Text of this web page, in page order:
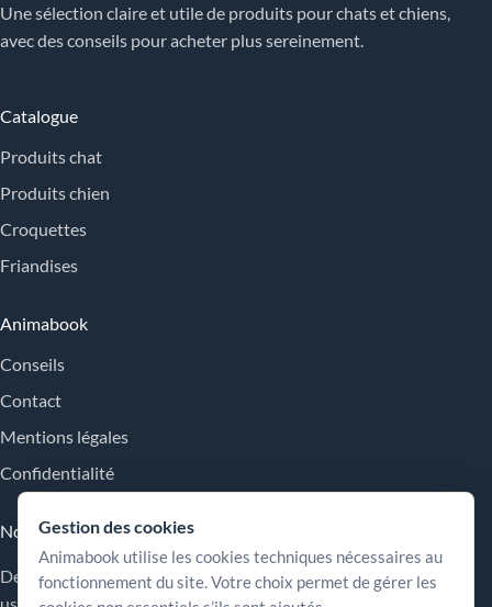
Une sélection claire et utile de produits pour chats et chiens,
avec des conseils pour acheter plus sereinement.
Catalogue
Produits chat
Produits chien
Croquettes
Friandises
Animabook
Conseils
Contact
Mentions légales
Confidentialité
Nos engagements
Des repères simples pour comparer les offres, comprendre les
usages et choisir plus sereinement.
Gestion des cookies
Animabook utilise les cookies techniques nécessaires au
fonctionnement du site. Votre choix permet de gérer les